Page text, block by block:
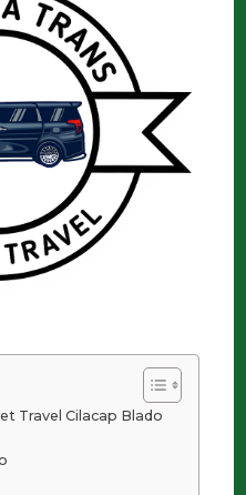
Travel Cilacap Blado